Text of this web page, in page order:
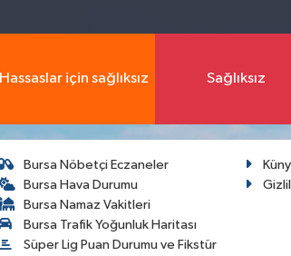
Hassaslar için sağlıksız Sağlıksız
Bursa Nöbetçi Eczaneler
Bursa Hava Durumu
Bursa Namaz Vakitleri
Bursa Trafik Yoğunluk Haritası
Süper Lig Puan Durumu ve Fikstür